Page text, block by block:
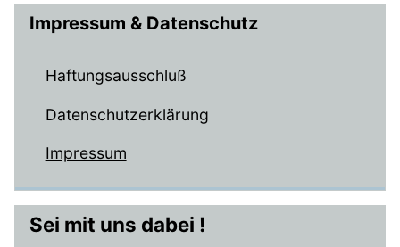
Impressum & Datenschutz
Haftungsausschluß
Datenschutzerklärung
Impressum
Sei mit uns dabei !